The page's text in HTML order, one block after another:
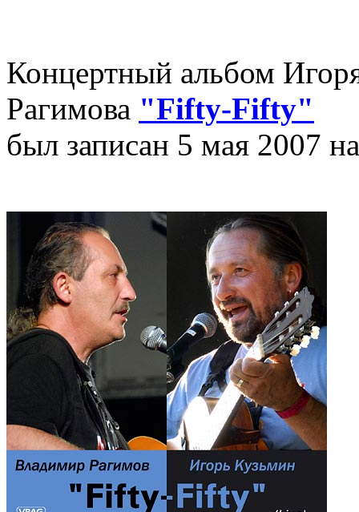
Концертный альбом
Рагимова "Fifty-Fifty"
был записан 5 мая 2007